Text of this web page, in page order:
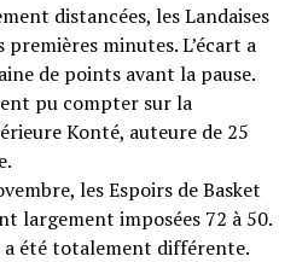
distancées, les Landaises
minutes. L’écart a
de points avant la pause.
pu compter sur la
Konté, auteure de 25
les Espoirs de Basket
largement imposées 72 à 50.
a été totalement différente.